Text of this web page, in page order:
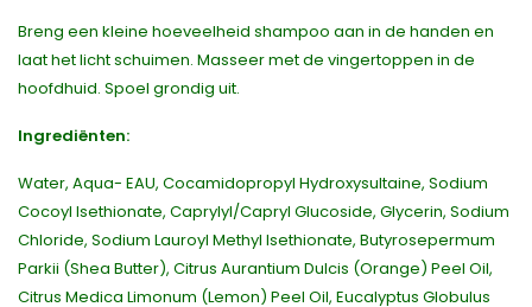
Breng een kleine hoeveelheid shampoo aan in de handen en
laat het licht schuimen. Masseer met de vingertoppen in de
hoofdhuid. Spoel grondig uit.
Ingrediënten:
Water, Aqua- EAU, Cocamidopropyl Hydroxysultaine, Sodium
Cocoyl Isethionate, Caprylyl/Capryl Glucoside, Glycerin, Sodium
Chloride, Sodium Lauroyl Methyl Isethionate, Butyrosepermum
Parkii (Shea Butter), Citrus Aurantium Dulcis (Orange) Peel Oil,
Citrus Medica Limonum (Lemon) Peel Oil, Eucalyptus Globulus